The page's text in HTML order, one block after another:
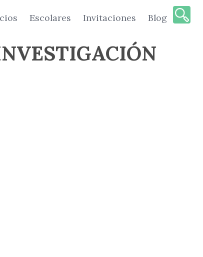
Escolares Invitaciones Blog